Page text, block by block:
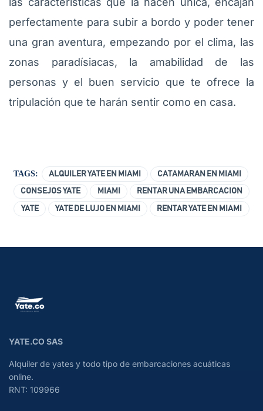
perfectamente para subir a bordo y poder tener
una gran aventura, empezando por el clima, las
zonas paradísiacas, la amabilidad de las
personas y el buen servicio que te ofrece la
tripulación que te harán sentir como en casa.
TAGS: ALQUILER YATE EN MIAMI CATAMARAN EN MIAMI
CONSEJOS YATE MIAMI RENTAR UNA EMBARCACION
YATE YATE DE LUJO EN MIAMI RENTAR YATE EN MIAMI
YATE.CO SAS
Alquiler de yates y todo tipo de embarcaciones acuáticas
online.
RNT: 109966